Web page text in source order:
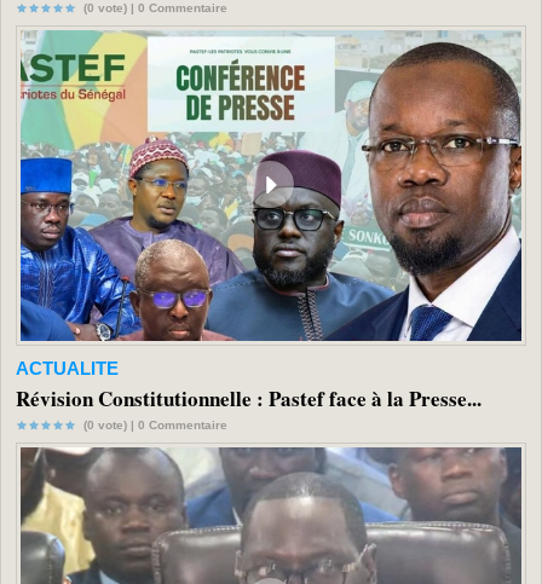
(0 vote) | 0 Commentaire
ACTUALITE
Révision Constitutionnelle : Pastef face à la Presse...
(0 vote) | 0 Commentaire